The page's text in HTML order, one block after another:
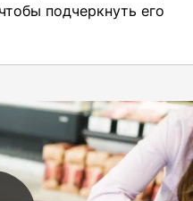
подчеркнуть его